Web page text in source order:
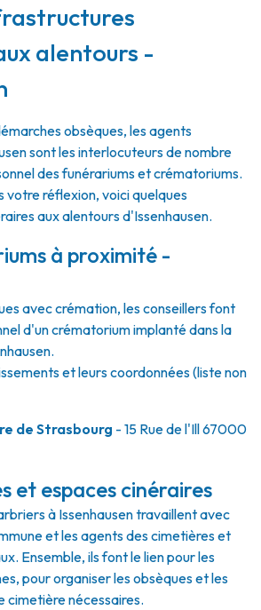
alentours -
obsèques, les agents
sont les interlocuteurs de nombre
des funérariums et crématoriums.
votre réflexion, voici quelques
aux alentours d'Issenhausen.
à proximité -
avec crémation, les conseillers font
d'un crématorium implanté dans la
et leurs coordonnées (liste non
de Strasbourg - 15 Rue de l'Ill 67000
et espaces cinéraires
à Issenhausen travaillent avec
et les agents des cimetières et
Ensemble, ils font le lien pour les
pour organiser les obsèques et les
cimetière nécessaires.